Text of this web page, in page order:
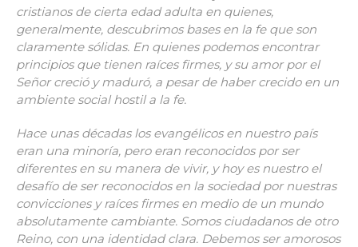
cristianos de cierta edad adulta en quienes,
generalmente, descubrimos bases en la fe que son
claramente sólidas. En quienes podemos encontrar
principios que tienen raíces firmes, y su amor por el
Señor creció y maduró, a pesar de haber crecido en un
ambiente social hostil a la fe.
Hace unas décadas los evangélicos en nuestro país
eran una minoría, pero eran reconocidos por ser
diferentes en su manera de vivir, y hoy es nuestro el
desafío de ser reconocidos en la sociedad por nuestras
convicciones y raíces firmes en medio de un mundo
absolutamente cambiante. Somos ciudadanos de otro
Reino, con una identidad clara. Debemos ser amorosos